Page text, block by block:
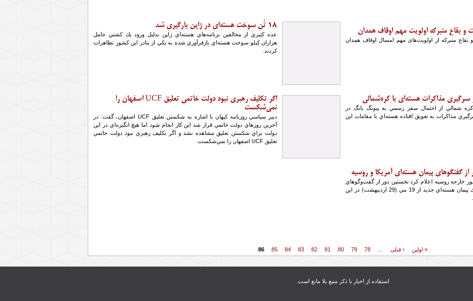
و بقاع متبرکه اولويت‌ مهم اوقاف همدان
بقاع متبرکه از اولويت‌های مهم امسال اوقاف همدان
18 تُن سوخت هسته‌اي در ژاپن بارگيري شد
عده كثيري از مخالفين برنامه‌هاي هسته‌اي ژاپن بدليل ورود يك كشتي حامل
هزاران كيلو سوخت هسته‌اي بازفرآوري شده به يكي از بنادر اين كشور تظاهرات
كردند.
سرگيري مذاكرات هسته‌اي با كره‌شمالي
كره شمالي از احتمال سفر رسمي به پيونگ يانگ در
مذاكرات به تعويق افتاده هسته‌اي با مقامات اين
اگر تكليف رهبري نبود دولت خاتمي تعليق UCF اصفهان را
نمي‌شكست
دبير سياسي روزنامه كيهان با اشاره به شكستن تعليق UCF اصفهان، گفت: در
آخرين روزهاي دولت خاتمي قرار شد اين كار انجام شود اما هيچ انگيزه‌اي در اين
دولت براي شكستن تعليق مشاهده نشد و اگر تكليف رهبري نبود دولت خاتمي
تعليق UCF اصفهان را نمي‌شكست.
گفتگوهاي پيمان هسته‌اي آمريكا و روسيه
خارجه روسيه اعلام كرد نخستين دور از گفت‌وگوهاي
آمريكا و روسيه درباره يك پيمان هسته‌اي جديد از 19 مي (29 ارديبهشت) در اين
« اولین ‹ قبلی 78
79
80
81
82
83
84
85
86
استفاده از اخبار با ذکر منبع بلا مانع است.